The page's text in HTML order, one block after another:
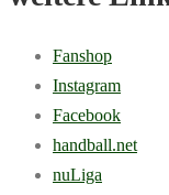
Fanshop
Instagram
Facebook
handball.net
nuLiga